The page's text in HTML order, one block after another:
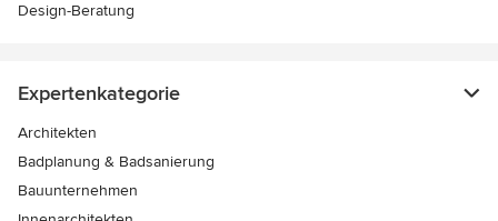
Design-Beratung
Expertenkategorie
Architekten
Badplanung & Badsanierung
Bauunternehmen